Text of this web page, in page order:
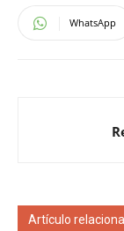
WhatsApp
Artículo